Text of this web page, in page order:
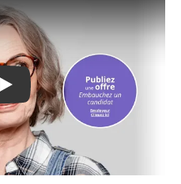
PLAY: KEYNOTE